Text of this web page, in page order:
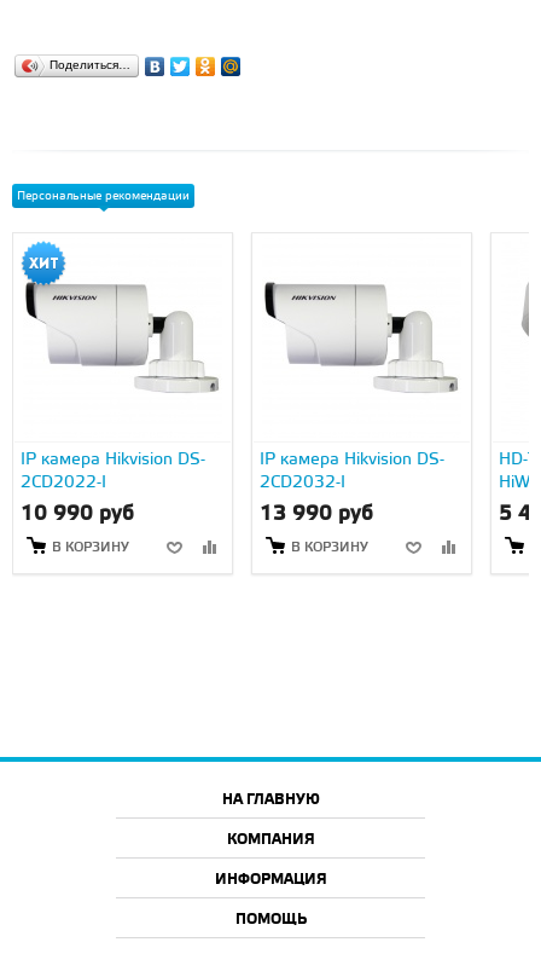
Поделиться…
Персональные рекомендации
IP камера Hikvision DS-
2CD2022-I
10 990 руб
В КОРЗИНУ
IP камера Hikvision DS-
2CD2032-I
13 990 руб
В КОРЗИНУ
HD-
5
НА ГЛАВНУЮ
КОМПАНИЯ
ИНФОРМАЦИЯ
ПОМОЩЬ